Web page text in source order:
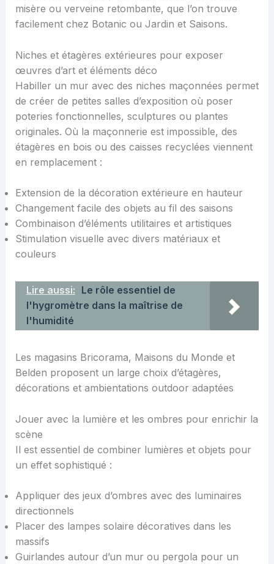
misère ou verveine retombante, que l’on trouve
facilement chez Botanic ou Jardin et Saisons.
Niches et étagères extérieures pour exposer
œuvres d’art et éléments déco
Habiller un mur avec des niches maçonnées permet
de créer de petites salles d’exposition où poser
poteries fonctionnelles, sculptures ou plantes
originales. Où la maçonnerie est impossible, des
étagères en bois ou des caisses recyclées viennent
en remplacement :
Extension de la décoration extérieure en hauteur
Changement facile des objets au fil des saisons
Combinaison d’éléments utilitaires et artistiques
Stimulation visuelle avec divers matériaux et
couleurs
Lire aussi: Le rôle essentiel de
l'hygromètre dans la maîtrise de
l'humidité
Les magasins Bricorama, Maisons du Monde et
Belden proposent un large choix d’étagères,
décorations et ambientations outdoor adaptées
Jouer avec la lumière et les ombres pour enrichir la
scène
Il est essentiel de combiner lumières et objets pour
un effet sophistiqué :
Appliquer des jeux d’ombres avec des luminaires
directionnels
Placer des lampes solaire décoratives dans les
massifs
Guirlandes autour d’un mur ou pergola pour un